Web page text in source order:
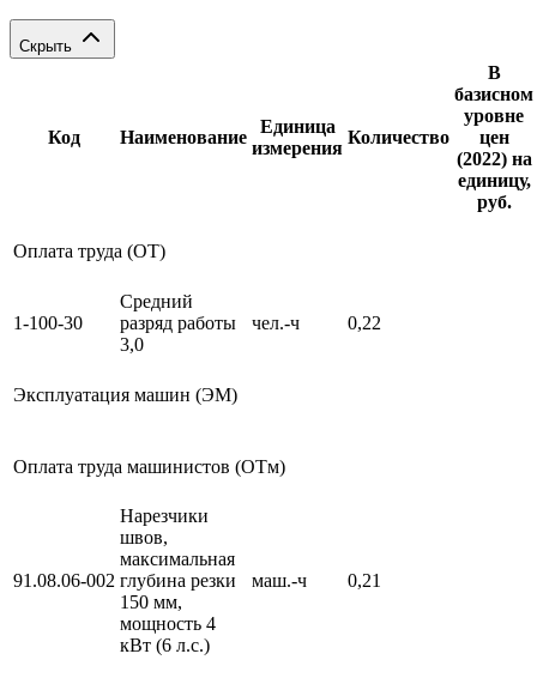
Скрыть
Код Наименование
Единица
измерения
Количество
В
базисном
уровне
цен
(2022) на
единицу,
руб.
Оплата труда (ОТ)
1-100-30
Средний
разряд работы
3,0
чел.-ч 0,22
Эксплуатация машин (ЭМ)
Оплата труда машинистов (ОТм)
91.08.06-002
Нарезчики
швов,
максимальная
глубина резки
150 мм,
мощность 4
кВт (6 л.с.)
маш.-ч 0,21